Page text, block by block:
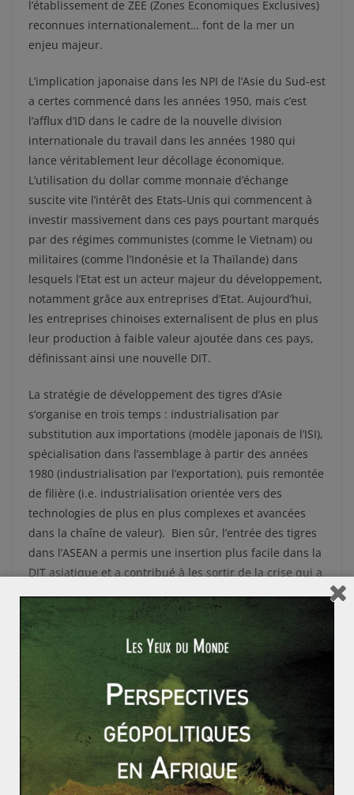
l’établissement de ZEE (Zones Economiques Exclusives)
reconnues internationalement… font de la mer un
enjeu majeur.
L’implication japonaise dans les NPI de l’Asie du Sud-est
a certes commencé dans les années 1950, mais c’est
l’afflux d’ID dans le cadre de la nouvelle division
internationale du travail dans les années 1980 qui
lance véritablement leur décollage économique.
L’utilisation du dollar comme monnaie d’échange
suscite vite l’intérêt des Etats-Unis qui commencent à
investir massivement dans ces pays pourtant marqués
par des régimes communistes (comme le Vietnam) ou
militaires (comme l’Indonésie et la Thaïlande) dans
lesquels l’Etat est un acteur majeur du développement,
notamment grâce aux entreprises d’Etat. Aujourd’hui,
les entreprises chinoises externalisent de plus en plus
leur production à faible valeur ajoutée dans ces pays,
définissant ainsi une nouvelle DIT.
La stratégie de développement des tigres d’Asie
s’organise en trois temps : industrialisation par
substitution aux importations (modèle japonais de l’ISI),
spécialisation dans l’assemblage à partir des années
1980 (industrialisation par l’exportation), puis remontée
de filière (i.e. industrialisation orientée vers des
technologies de plus en plus complexes et avancées
dans la chaîne de valeur). Bien sûr, l’entrée des tigres
dans l’ASEAN a permis une insertion plus facile dans la
DIT asiatique et a contribué à les sortir de la crise qui a
Si certains analystes considèrent que l’on pourra placer
les tigres dans le cercle des pays développés à l’horizon
2020, certains signes de mal-développement
perdurent. La zone est marquée par une instabilité
politique chronique et du point de vue démographique,
macrocéphalie (220 millions d’habitants en Indonésie),
transition démographique inachevée, extrême pauvreté
rurale et fortes inégalités entre les urbains constituent
des obstacles majeurs dont ces pays ne parviennent